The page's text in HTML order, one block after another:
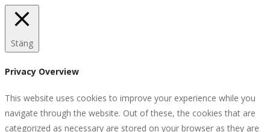
Stäng
Privacy Overview
This website uses cookies to improve your experience while you
navigate through the website. Out of these, the cookies that are
categorized as necessary are stored on your browser as they are